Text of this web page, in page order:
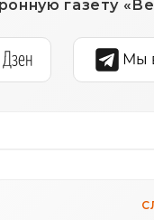
газету
Мы